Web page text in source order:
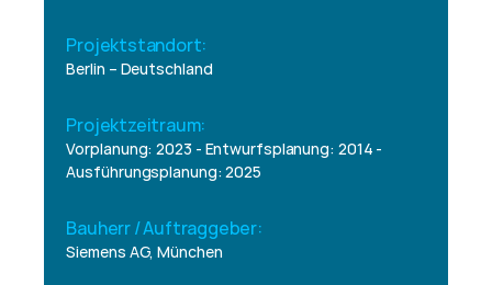
Projektstandort:
Berlin – Deutschland
Projektzeitraum:
Vorplanung: 2023 - Entwurfsplanung: 2014 -
Ausführungsplanung: 2025
Bauherr / Auftraggeber:
Siemens AG, München